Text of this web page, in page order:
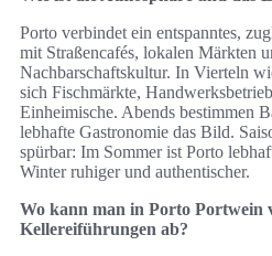
Porto verbindet ein entspanntes,
mit Straßencafés, lokalen Märkten
Nachbarschaftskultur. In Vierteln
sich Fischmärkte,
Einheimische. Abends bestimmen
lebhafte Gastronomie das Bild.
spürbar: Im Sommer ist Porto
Winter ruhiger und authentischer.
Wo kann man in Porto Portwein
Kellereiführungen ab?